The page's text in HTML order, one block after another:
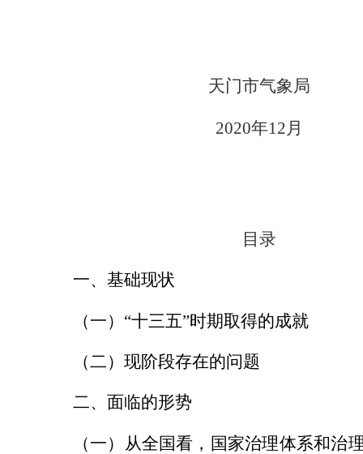
天门市气象局
2020年12 月
目录
一、基础现状
（一）“十三五”时期取得的成就
（二）现阶段存在的问题
二、面临的形势
（一）从全国看，国家治理体系和治